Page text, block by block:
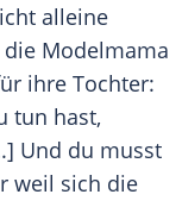
alleine
Modelmama
ihre Tochter:
tun hast,
Und du musst
weil sich die